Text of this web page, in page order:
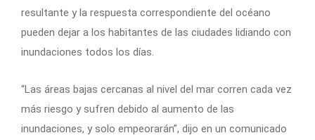
resultante y la respuesta correspondiente del océano
pueden dejar a los habitantes de las ciudades lidiando con
inundaciones todos los días.
“Las áreas bajas cercanas al nivel del mar corren cada vez
más riesgo y sufren debido al aumento de las
inundaciones, y solo empeorarán”, dijo en un comunicado